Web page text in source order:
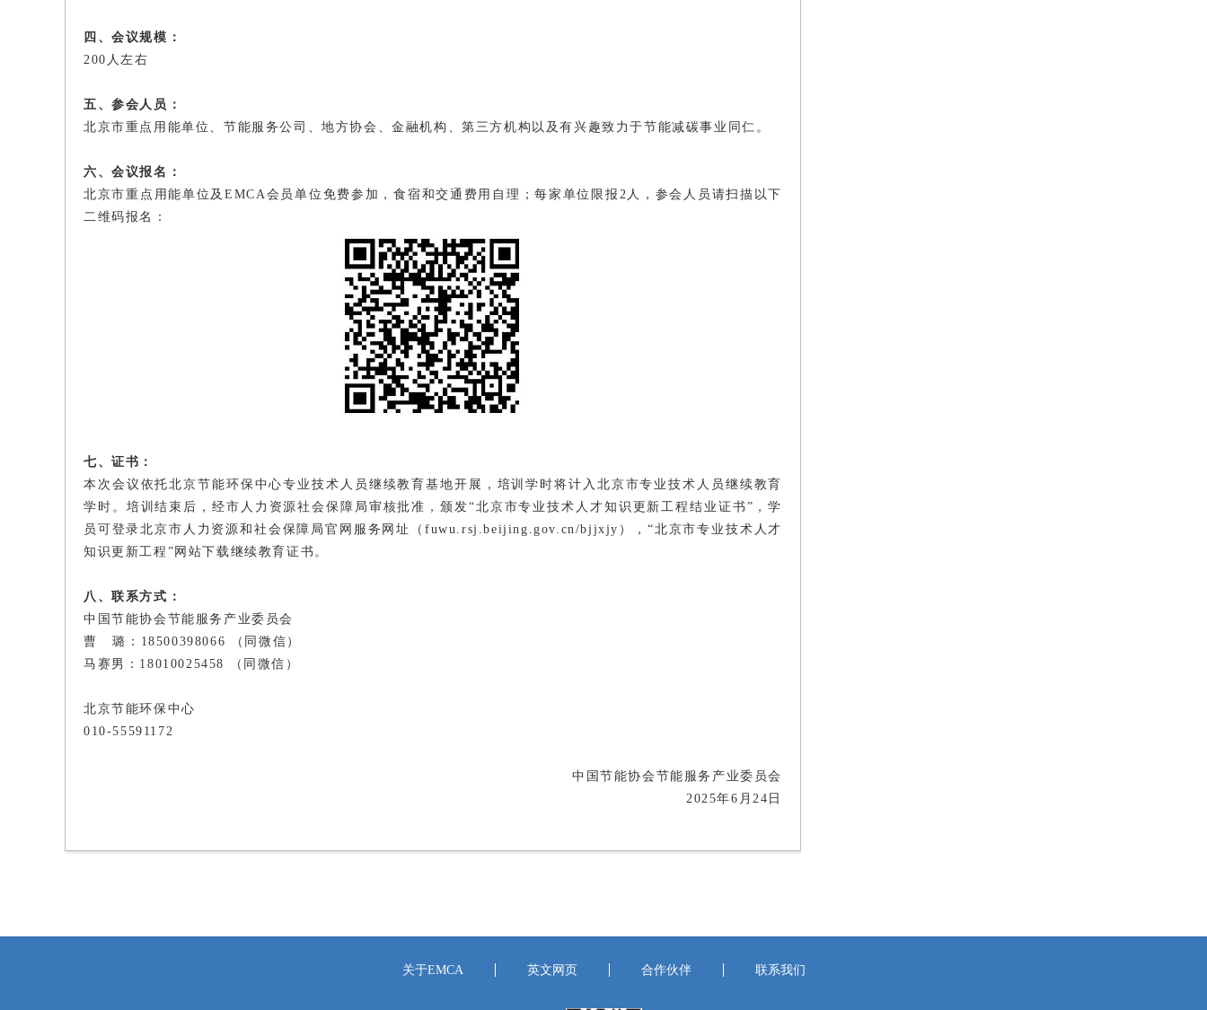
四、会议规模：
200人左右
五、参会人员：
北京市重点用能单位、节能服务公司、地方协会、金融机构、第三方机构以及有兴趣致力于节能减碳事业同仁。
六、会议报名：
北京市重点用能单位及EMCA会员单位免费参加，食宿和交通费用自理；每家单位限报2人，参会人员请扫描以下
二维码报名：
七、证书：
本次会议依托北京节能环保中心专业技术人员继续教育基地开展，培训学时将计入北京市专业技术人员继续教育
学时。培训结束后，经市人力资源社会保障局审核批准，颁发“北京市专业技术人才知识更新工程结业证书”，学
员可登录北京市人力资源和社会保障局官网服务网址（fuwu.rsj.beijing.gov.cn/bjjxjy），“北京市专业技术人才
知识更新工程”网站下载继续教育证书。
八、联系方式：
中国节能协会节能服务产业委员会
曹 璐：18500398066 （同微信）
马赛男：18010025458 （同微信）
北京节能环保中心
010-55591172
中国节能协会节能服务产业委员会
2025年6月24日
关于EMCA 英文网页 合作伙伴 联系我们